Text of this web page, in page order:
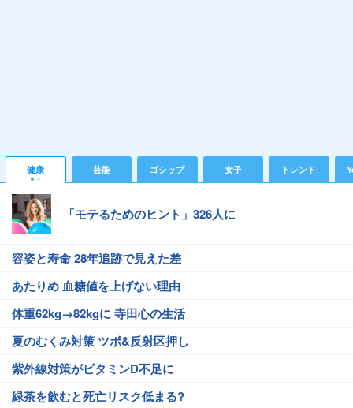
健康 芸能 ゴシップ 女子 トレンド
「モテるためのヒント」326人に
容姿と寿命 28年追跡で見えた差
あたりめ 血糖値を上げない理由
体重62kg→82kgに 寺田心の生活
夏のむくみ対策 ツボ&反射区押し
紫外線対策がビタミンD不足に
緑茶を飲むと死亡リスク低まる?